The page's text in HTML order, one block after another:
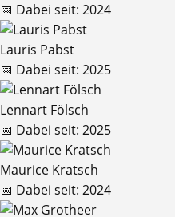
📅 Dabei seit: 2024
Lauris Pabst
📅 Dabei seit: 2025
Lennart Fölsch
📅 Dabei seit: 2025
Maurice Kratsch
📅 Dabei seit: 2024